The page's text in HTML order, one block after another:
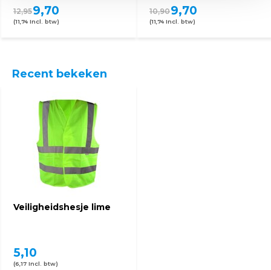
12,959,70
(11,74 Incl. btw)
10,909,70
(11,74 Incl. btw)
Recent bekeken
Veiligheidshesje lime
5,10
(6,17 Incl. btw)